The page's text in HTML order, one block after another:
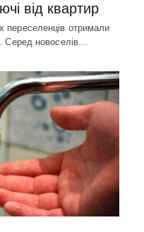
від квартир
отримали
Серед новоселів…